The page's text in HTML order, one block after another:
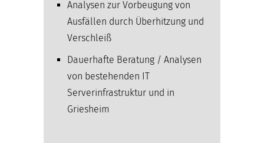
Analysen zur Vorbeugung von
Ausfällen durch Überhitzung und
Verschleiß
Dauerhafte Beratung / Analysen
von bestehenden IT
Serverinfrastruktur und in
Griesheim